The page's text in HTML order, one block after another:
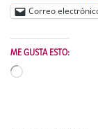
Correo
ME GUSTA ESTO:
Cargando...